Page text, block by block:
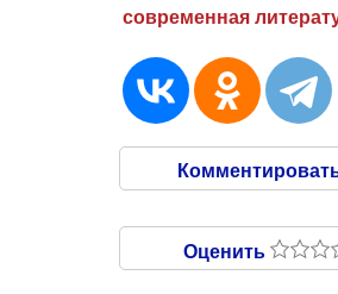
современная
Оценить